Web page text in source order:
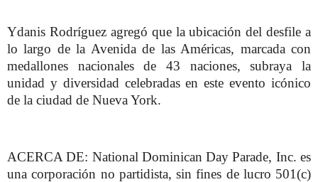
Ydanis Rodríguez agregó que la ubicación del desfile a
lo largo de la Avenida de las Américas, marcada con
medallones nacionales de 43 naciones, subraya la
unidad y diversidad celebradas en este evento icónico
de la ciudad de Nueva York.
ACERCA DE: National Dominican Day Parade, Inc. es
una corporación no partidista, sin fines de lucro 501(c)